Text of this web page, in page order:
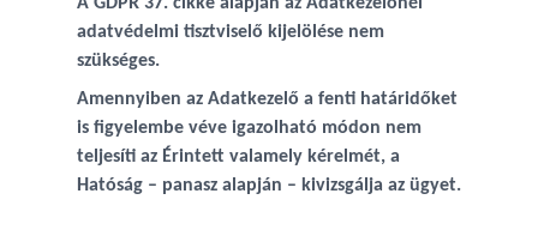
A GDPR 37. cikke alapján az Adatkezelőnél
adatvédelmi tisztviselő kijelölése nem
szükséges.
Amennyiben az Adatkezelő a fenti határidőket
is figyelembe véve igazolható módon nem
teljesíti az Érintett valamely kérelmét, a
Hatóság – panasz alapján – kivizsgálja az ügyet.